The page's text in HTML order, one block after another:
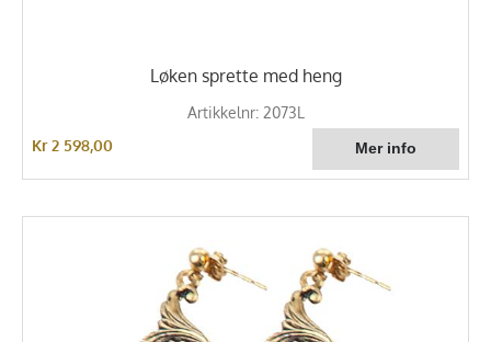
Løken sprette med heng
Artikkelnr: 2073L
Kr 2 598,00